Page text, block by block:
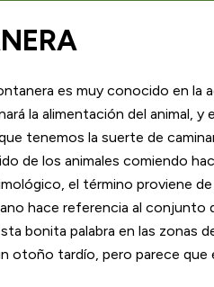
es muy conocido en
la alimentación del animal, y
tenemos la suerte de
de los animales comiendo
el término proviene
hace referencia al conjunto
bonita palabra en las zonas
otoño tardío, pero parece que